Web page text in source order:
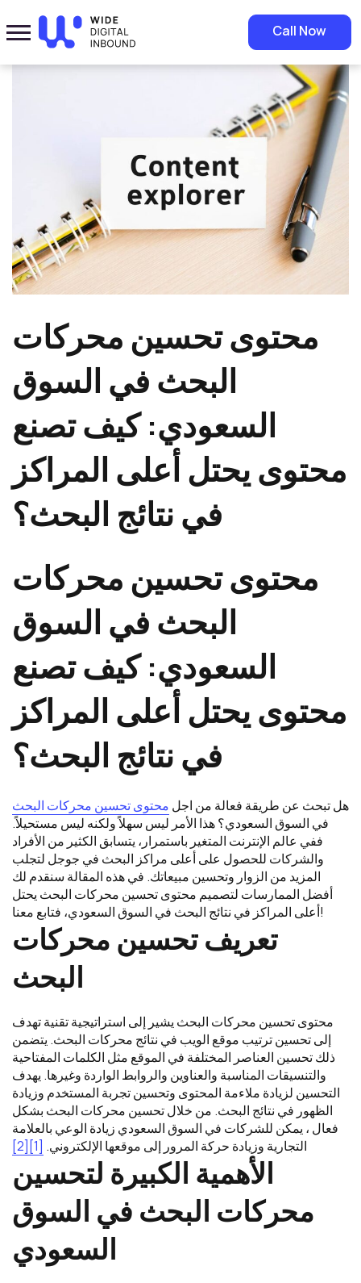
Call Now
Home»Blog » محتوى تحسين محركات البحث في السوق السعودي: كيف تصنع
محتوى يحتل أعلى المراكز في نتائج البحث؟
محتوى تحسين محركات
البحث في السوق
السعودي: كيف تصنع
محتوى يحتل أعلى المراكز
في نتائج البحث؟
محتوى تحسين محركات
البحث في السوق
السعودي: كيف تصنع
محتوى يحتل أعلى المراكز
في نتائج البحث؟
هل تبحث عن طريقة فعالة من اجل محتوى تحسين محركات البحث
في السوق السعودي؟ هذا الأمر ليس سهلاً ولكنه ليس مستحيلاً.
ففي عالم الإنترنت المتغير باستمرار، يتسابق الكثير من الأفراد
والشركات للحصول على أعلى مراكز البحث في جوجل لتجلب
المزيد من الزوار وتحسين مبيعاتك. في هذه المقالة سنقدم لك
أفضل الممارسات لتصميم محتوى تحسين محركات البحث يحتل
أعلى المراكز في نتائج البحث في السوق السعودي، فتابع معنا!
تعريف تحسين محركات
البحث
محتوى تحسين محركات البحث يشير إلى استراتيجية تقنية تهدف
إلى تحسين ترتيب موقع الويب في نتائج محركات البحث. يتضمن
ذلك تحسين العناصر المختلفة في الموقع مثل الكلمات المفتاحية
والتنسيقات المناسبة والعناوين والروابط الواردة وغيرها. يهدف
التحسين لزيادة ملاءمة المحتوى وتحسين تجربة المستخدم وزيادة
الظهور في نتائج البحث. من خلال تحسين محركات البحث بشكل
فعال ، يمكن للشركات في السوق السعودي زيادة الوعي بالعلامة
التجارية وزيادة حركة المرور إلى موقعها الإلكتروني. [1]
[2]
الأهمية الكبيرة لتحسين
محركات البحث في السوق
السعودي